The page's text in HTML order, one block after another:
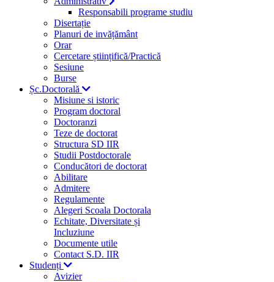
Responsabili programe studiu
Disertație
Planuri de invățământ
Orar
Cercetare științifică/Practică
Sesiune
Burse
Șc.Doctorală
Misiune si istoric
Program doctoral
Doctoranzi
Teze de doctorat
Structura SD IIR
Studii Postdoctorale
Conducători de doctorat
Abilitare
Admitere
Regulamente
Alegeri Scoala Doctorala
Echitate, Diversitate și
Incluziune
Documente utile
Contact S.D. IIR
Studenți
Avizier